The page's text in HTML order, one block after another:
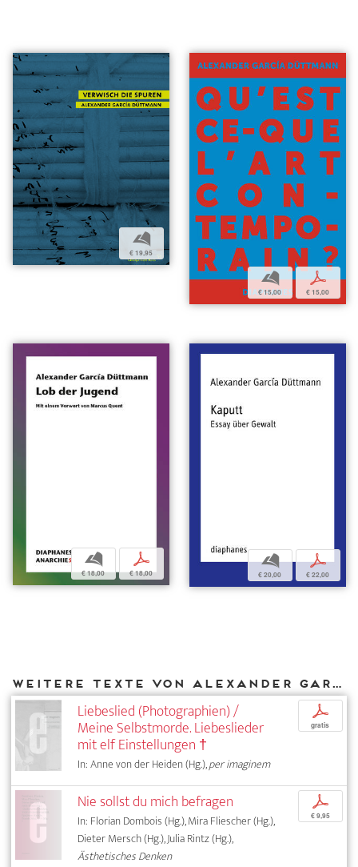
b
€ 19,95
b
€ 15,00
p
€ 15,00
b
€ 18,00
p
€ 18,00
b
€ 20,00
p
€ 22,00
Weitere Texte von Alexander García Düttmann bei DIAPHANES
Liebeslied (Photographien) /
Meine Selbstmorde. Liebeslieder
mit elf Einstellungen †
In: Anne von der Heiden (Hg.),per imaginem
p
gratis
Nie sollst du mich befragen
In: Florian Dombois (Hg.), Mira Fliescher (Hg.),
Dieter Mersch (Hg.), Julia Rintz (Hg.),
Ästhetisches Denken
p
€ 9,95